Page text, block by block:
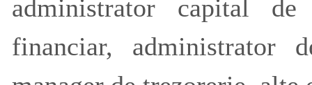
administrator capital
financiar, administrator